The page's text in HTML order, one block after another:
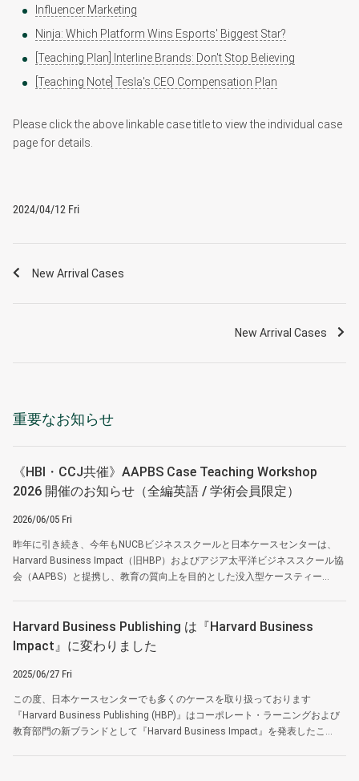
Influencer Marketing
Ninja: Which Platform Wins Esports' Biggest Star?
[Teaching Plan] Interline Brands: Don't Stop Believing
[Teaching Note] Tesla's CEO Compensation Plan
Please click the above linkable case title to view the individual case
page for details.
2024/04/12 Fri
New Arrival Cases
New Arrival Cases
重要なお知らせ
《HBI・CCJ共催》AAPBS Case Teaching Workshop
2026 開催のお知らせ（全編英語 / 学術会員限定）
2026/06/05 Fri
昨年に引き続き、今年もNUCBビジネススクールと日本ケースセンターは、
Harvard Business Impact（旧HBP）およびアジア太平洋ビジネススクール協
会（AAPBS）と提携し、教育の質向上を目的とした没入型ケースティー...
Harvard Business Publishing は『Harvard Business
Impact』に変わりました
2025/06/27 Fri
この度、日本ケースセンターでも多くのケースを取り扱っております
『Harvard Business Publishing (HBP)』はコーポレート・ラーニングおよび
教育部門の新ブランドとして『Harvard Business Impact』を発表したこ...